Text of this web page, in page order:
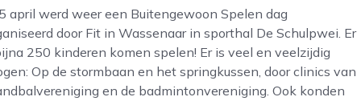
april werd weer een Buitengewoon Spelen dag
door Fit in Wassenaar in sporthal De Schulpwei. Er
250 kinderen komen spelen! Er is veel en veelzijdig
Op de stormbaan en het springkussen, door clinics van
en de badmintonvereniging. Ook konden